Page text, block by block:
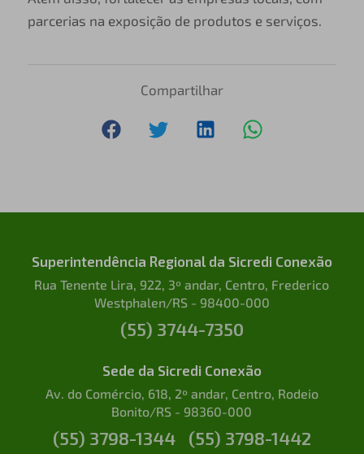
parcerias na exposição de produtos e serviços.
Compartilhar
Superintendência Regional da Sicredi Conexão
Rua Tenente Lira, 922, 3º andar, Centro, Frederico
Westphalen/RS - 98400-000
(55) 3744-7350
Sede da Sicredi Conexão
Av. do Comércio, 618, 2º andar, Centro, Rodeio
Bonito/RS - 98360-000
(55) 3798-1344 (55) 3798-1442